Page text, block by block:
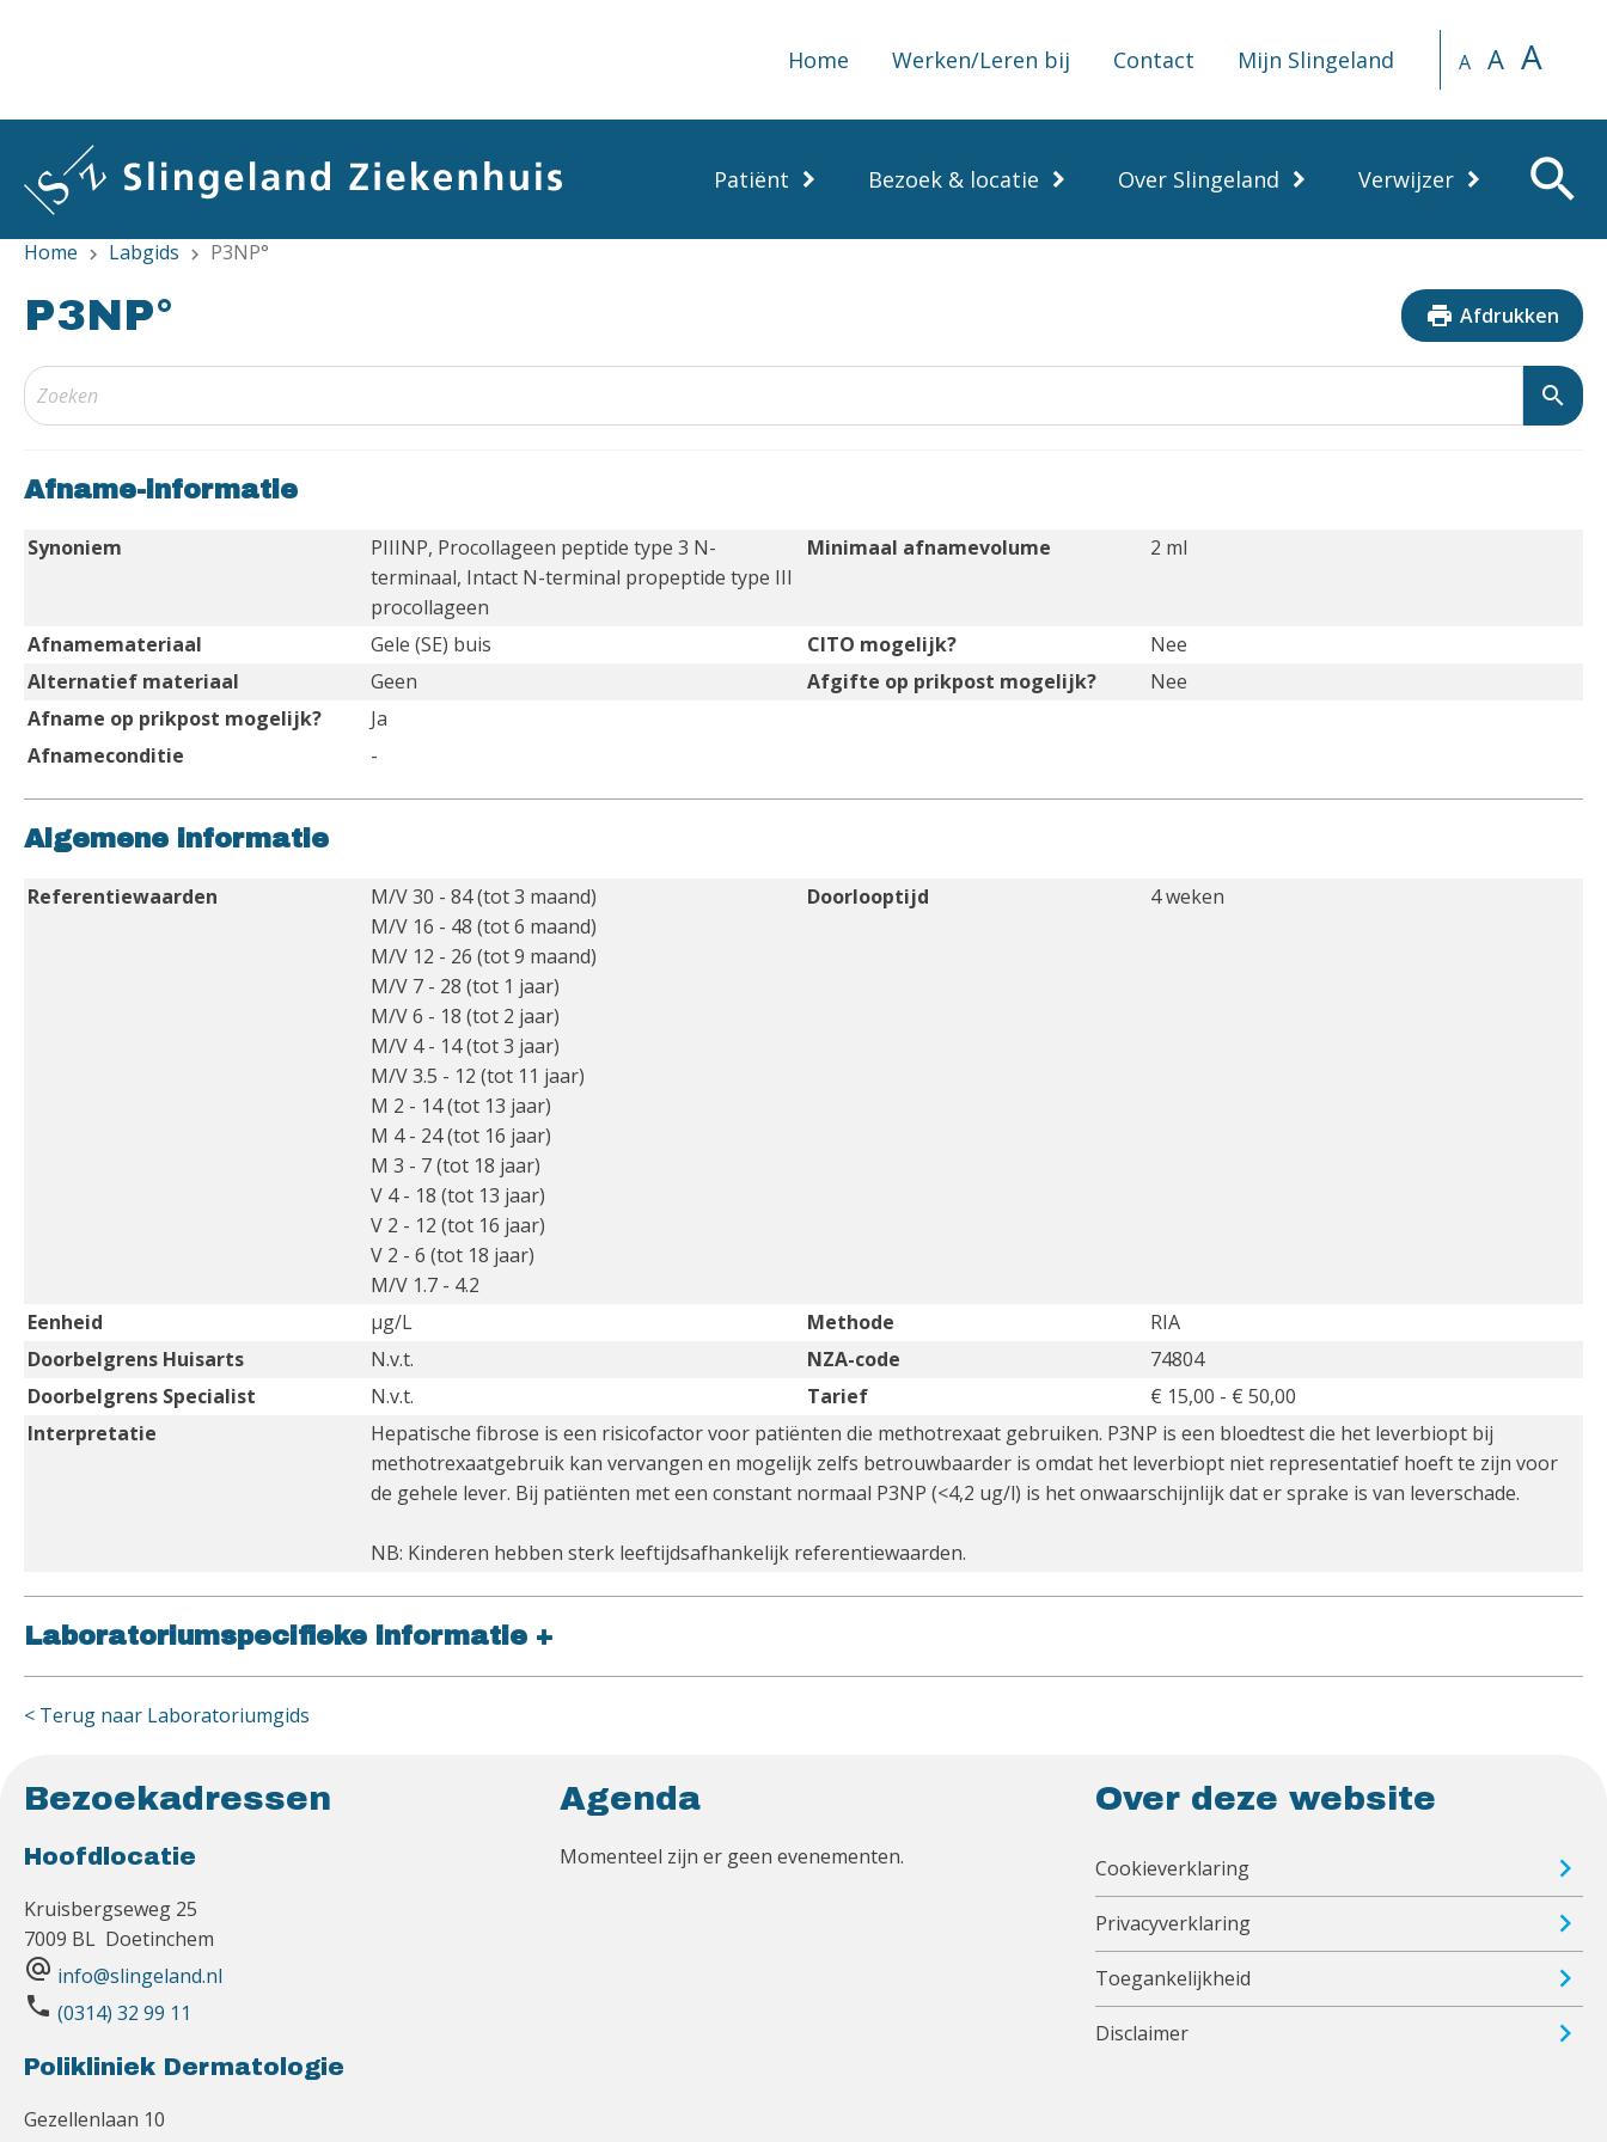
Home Werken/Leren bij Contact Mijn Slingeland A A A
Patiënt Bezoek & locatie Over Slingeland Verwijzer search
Home chevron_right Labgids chevron_right P3NP°
P3NP° print Afdrukken
search
Afname-informatie
Synoniem
PIIINP, Procollageen peptide type 3 N-
terminaal, Intact N-terminal propeptide type III
procollageen
Minimaal afnamevolume 2 ml
Afnamemateriaal Gele (SE) buis CITO mogelijk?
Nee
Alternatief materiaal
Geen Afgifte op prikpost mogelijk?
Nee
Afname op prikpost mogelijk?
Ja
Afnameconditie
-
Algemene informatie
Referentiewaarden
M/V 30 - 84 (tot 3 maand)
M/V 16 - 48 (tot 6 maand)
M/V 12 - 26 (tot 9 maand)
M/V 7 - 28 (tot 1 jaar)
M/V 6 - 18 (tot 2 jaar)
M/V 4 - 14 (tot 3 jaar)
M/V 3.5 - 12 (tot 11 jaar)
M 2 - 14 (tot 13 jaar)
M 4 - 24 (tot 16 jaar)
M 3 - 7 (tot 18 jaar)
V 4 - 18 (tot 13 jaar)
V 2 - 12 (tot 16 jaar)
V 2 - 6 (tot 18 jaar)
M/V 1.7 - 4.2
Doorlooptijd 4 weken
Eenheid µg/L Methode
RIA
Doorbelgrens Huisarts
N.v.t. NZA-code
74804
Doorbelgrens Specialist
N.v.t. Tarief
€ 15,00 - € 50,00
Interpretatie
Hepatische fibrose is een risicofactor voor patiënten die methotrexaat gebruiken. P3NP is een bloedtest die het leverbiopt bij
methotrexaatgebruik kan vervangen en mogelijk zelfs betrouwbaarder is omdat het leverbiopt niet representatief hoeft te zijn voor
de gehele lever. Bij patiënten met een constant normaal P3NP (<4,2 ug/l) is het onwaarschijnlijk dat er sprake is van leverschade.
NB: Kinderen hebben sterk leeftijdsafhankelijk referentiewaarden.
Laboratoriumspecifieke informatie +
< Terug naar Laboratoriumgids
Bezoekadressen
Hoofdlocatie
Kruisbergseweg 25
7009 BL Doetinchem
alternate_email info@slingeland.nl
phone (0314) 32 99 11
Polikliniek Dermatologie
Gezellenlaan 10
Agenda
Momenteel zijn er geen evenementen.
Over deze website
Cookieverklaring
Privacyverklaring
Toegankelijkheid
Disclaimer